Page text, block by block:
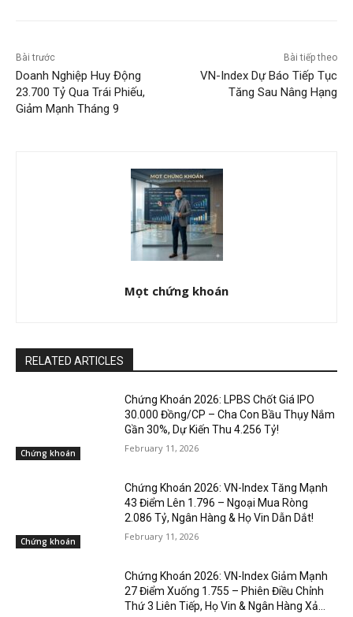
Bài trước
Doanh Nghiệp Huy Động
23.700 Tỷ Qua Trái Phiếu,
Giảm Mạnh Tháng 9
Bài tiếp theo
VN-Index Dự Báo Tiếp Tục
Tăng Sau Nâng Hạng
Mọt chứng khoán
RELATED ARTICLES
Chứng khoán
Chứng Khoán 2026: LPBS Chốt Giá IPO
30.000 Đồng/CP – Cha Con Bầu Thụy Nắm
Gần 30%, Dự Kiến Thu 4.256 Tỷ!
February 11, 2026
Chứng khoán
Chứng Khoán 2026: VN-Index Tăng Mạnh
43 Điểm Lên 1.796 – Ngoại Mua Ròng
2.086 Tỷ, Ngân Hàng & Họ Vin Dẫn Dắt!
February 11, 2026
Chứng Khoán 2026: VN-Index Giảm Mạnh
27 Điểm Xuống 1.755 – Phiên Điều Chỉnh
Thứ 3 Liên Tiếp, Họ Vin & Ngân Hàng Xả...